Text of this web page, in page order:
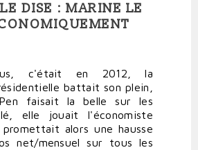
DISE : MARINE LE
c'était en 2012, la
battait son plein,
faisait la belle sur les
elle jouait l'économiste
alors une hausse
net/mensuel sur tous les